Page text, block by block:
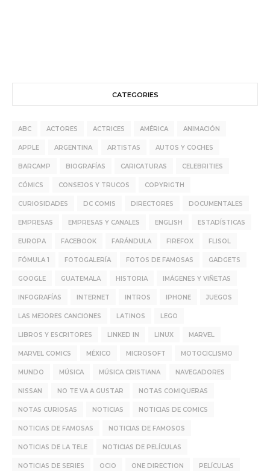
CATEGORIES
ABC ACTORES ACTRICES AMÉRICA ANIMACIÓN
APPLE ARGENTINA ARTISTAS AUTOS Y COCHES
BARCAMP BIOGRAFÍAS CARICATURAS CELEBRITIES
CÓMICS CONSEJOS Y TRUCOS COPYRIGTH
CURIOSIDADES DC COMIS DIRECTORES DOCUMENTALES
EMPRESAS EMPRESAS Y CANALES ENGLISH ESTADÍSTICAS
EUROPA FACEBOOK FARÁNDULA FIREFOX FLISOL
FÓMULA 1 FOTOGALERÍA FOTOS DE FAMOSAS GADGETS
GOOGLE GUATEMALA HISTORIA IMÁGENES Y VIÑETAS
INFOGRAFÍAS INTERNET INTROS IPHONE JUEGOS
LAS MEJORES CANCIONES LATINOS LEGO
LIBROS Y ESCRITORES LINKED IN LINUX MARVEL
MARVEL COMICS MÉXICO MICROSOFT MOTOCICLISMO
MUNDO MÚSICA MÚSICA CRISTIANA NAVEGADORES
NISSAN NO TE VA A GUSTAR NOTAS COMIQUERAS
NOTAS CURIOSAS NOTICIAS NOTICIAS DE COMICS
NOTICIAS DE FAMOSAS NOTICIAS DE FAMOSOS
NOTICIAS DE LA TELE NOTICIAS DE PELÍCULAS
NOTICIAS DE SERIES OCIO ONE DIRECTION PELÍCULAS